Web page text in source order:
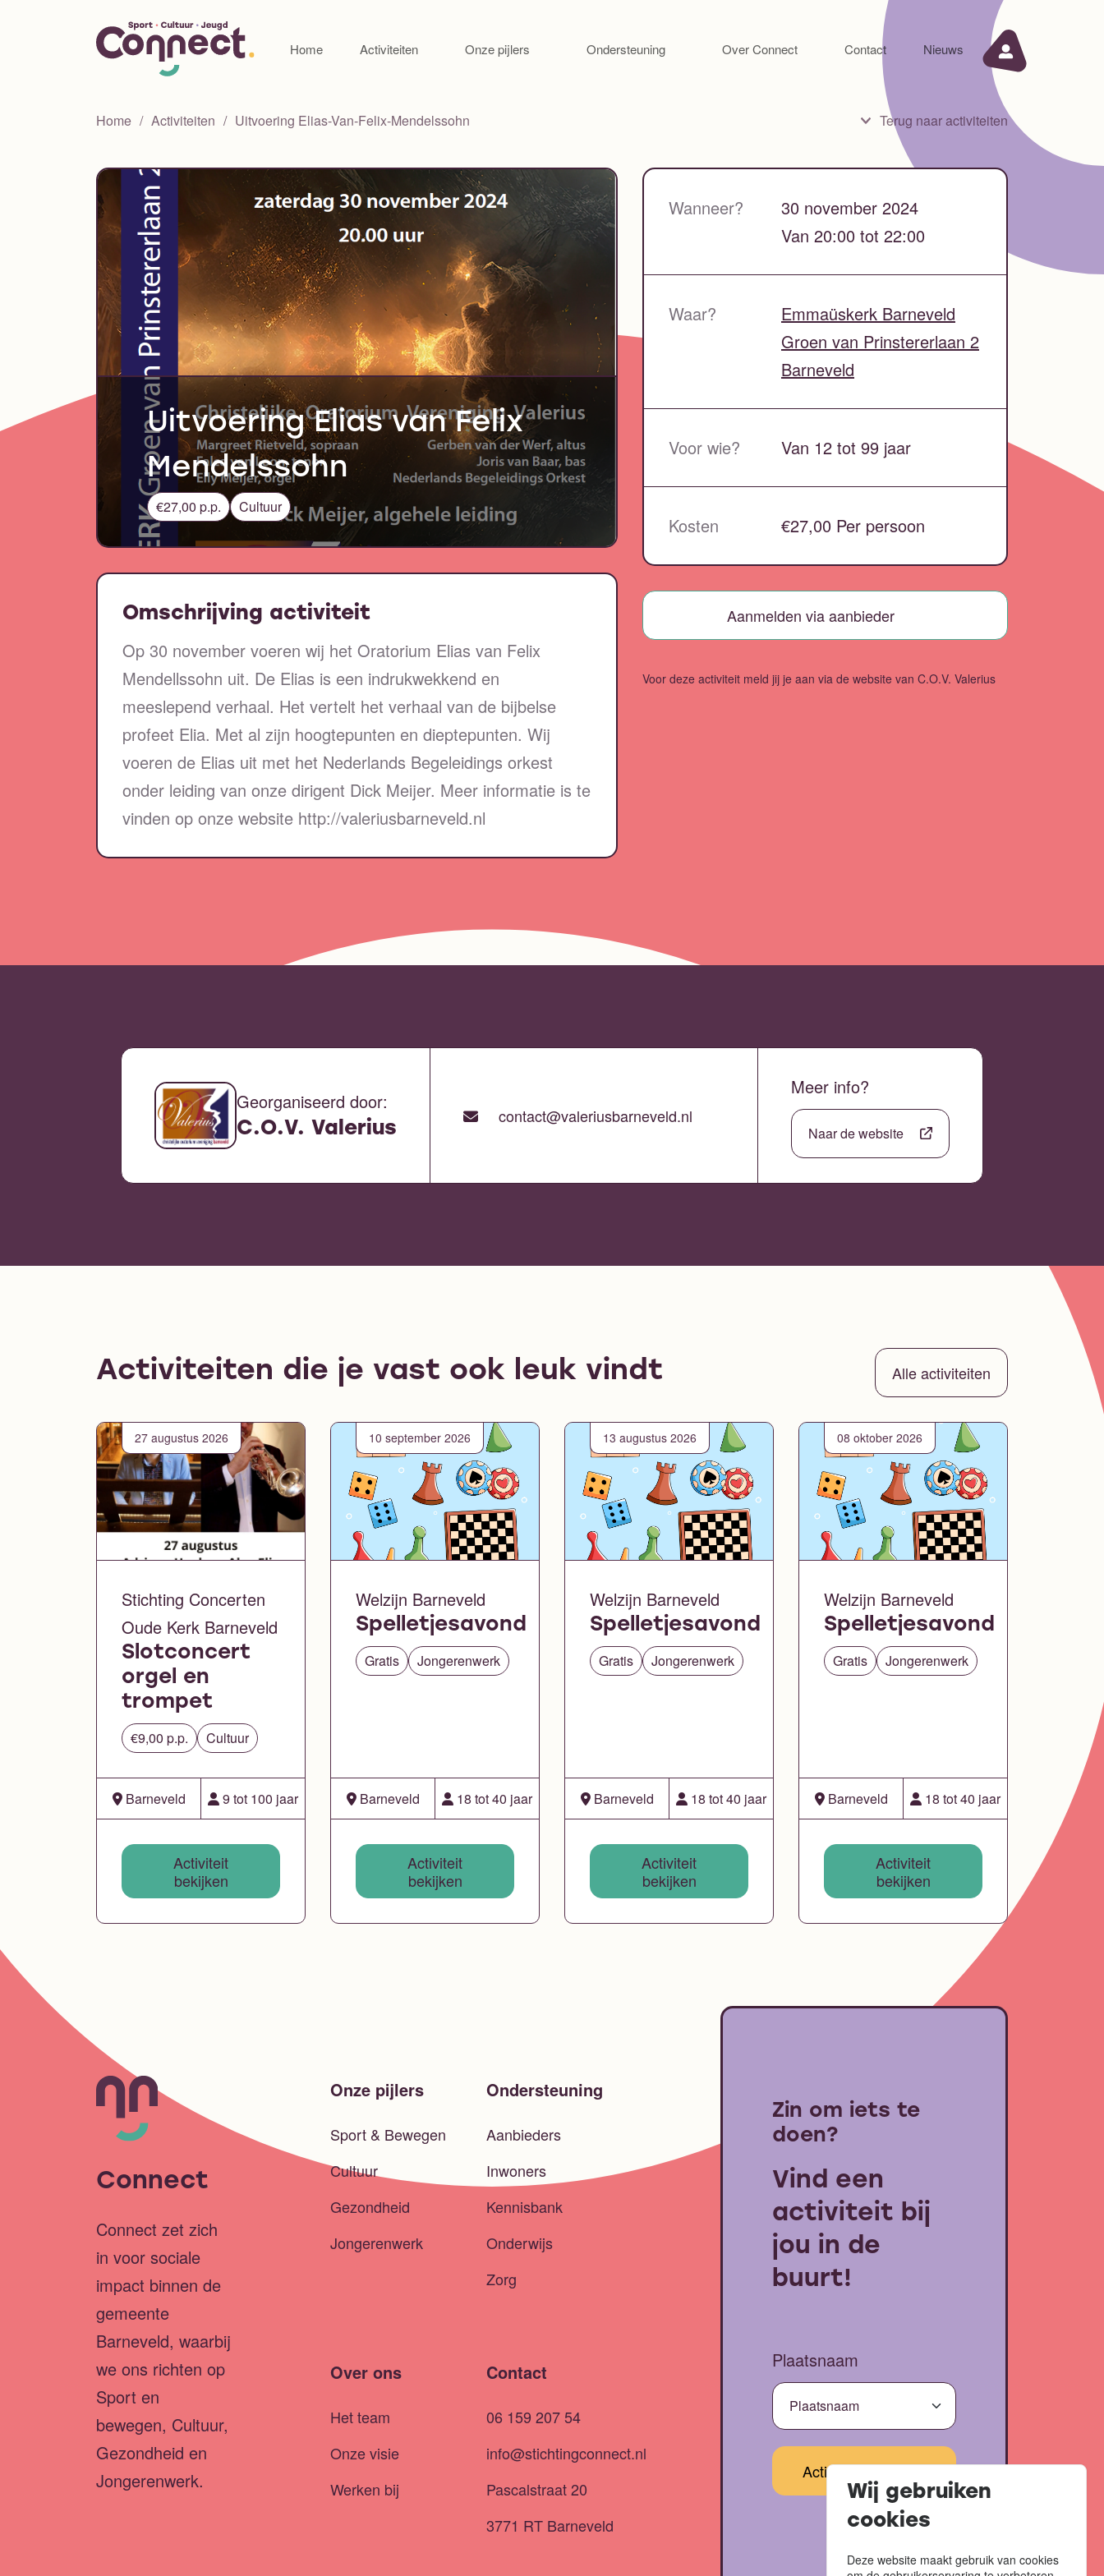
Home Activiteiten Onze pijlers Ondersteuning Over Connect Contact Nieuws
Home Activiteiten Uitvoering Elias-Van-Felix-Mendelssohn Terug naar activiteiten
Uitvoering Elias van Felix
Mendelssohn
€27,00 p.p. Cultuur
Omschrijving activiteit
Op 30 november voeren wij het Oratorium Elias van Felix
Mendellssohn uit. De Elias is een indrukwekkend en
meeslepend verhaal. Het vertelt het verhaal van de bijbelse
profeet Elia. Met al zijn hoogtepunten en dieptepunten. Wij
voeren de Elias uit met het Nederlands Begeleidings orkest
onder leiding van onze dirigent Dick Meijer. Meer informatie is te
vinden op onze website http://valeriusbarneveld.nl
Wanneer?
30 november 2024
Van 20:00 tot 22:00
Waar?
Emmaüskerk Barneveld
Groen van Prinstererlaan 2
Barneveld
Voor wie? Van 12 tot 99 jaar
Kosten €27,00 Per persoon
Aanmelden via aanbieder
Voor deze activiteit meld jij je aan via de website van C.O.V. Valerius
Georganiseerd door:
C.O.V. Valerius
contact@valeriusbarneveld.nl
Meer info?
Naar de website
Activiteiten die je vast ook leuk vindt Alle activiteiten
27 augustus 2026
Stichting Concerten
Oude Kerk Barneveld
Slotconcert
orgel en
trompet
€9,00 p.p. Cultuur
Barneveld 9 tot 100 jaar
Activiteit
bekijken
10 september 2026
Welzijn Barneveld
Spelletjesavond
Gratis Jongerenwerk
Barneveld 18 tot 40 jaar
Activiteit
bekijken
13 augustus 2026
Welzijn Barneveld
Spelletjesavond
Gratis Jongerenwerk
Barneveld 18 tot 40 jaar
Activiteit
bekijken
08 oktober 2026
Welzijn Barneveld
Spelletjesavond
Gratis Jongerenwerk
Barneveld 18 tot 40 jaar
Activiteit
bekijken
Connect
Connect zet zich
in voor sociale
impact binnen de
gemeente
Barneveld, waarbij
we ons richten op
Sport en
bewegen, Cultuur,
Gezondheid en
Jongerenwerk.
Onze pijlers
Sport & Bewegen
Cultuur
Gezondheid
Jongerenwerk
Ondersteuning
Aanbieders
Inwoners
Kennisbank
Onderwijs
Zorg
Over ons
Het team
Onze visie
Werken bij
Contact
06 159 207 54
info@stichtingconnect.nl
Pascalstraat 20
3771 RT Barneveld
Zin om iets te
doen?
Vind een
activiteit bij
jou in de
buurt!
Plaatsnaam
Wij gebruiken
cookies
Deze website maakt gebruik van cookies